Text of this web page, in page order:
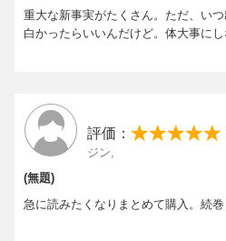
重大な新事実がたくさん。ただ、い
白かったらいいんだけど。体大事に
評価：
ジン,
(無題)
急に読みたくなりまとめて購入。続